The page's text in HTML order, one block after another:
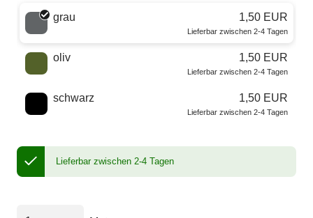
Wähle eine Farbe
grau 1,50 EUR
Lieferbar zwischen 2-4 Tagen
oliv 1,50 EUR
Lieferbar zwischen 2-4 Tagen
schwarz 1,50 EUR
Lieferbar zwischen 2-4 Tagen
Lieferbar zwischen 2-4 Tagen